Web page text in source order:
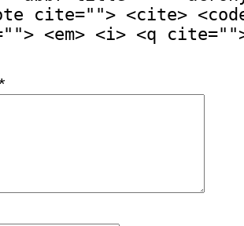
cite=""> <cite>
<em> <i> <q